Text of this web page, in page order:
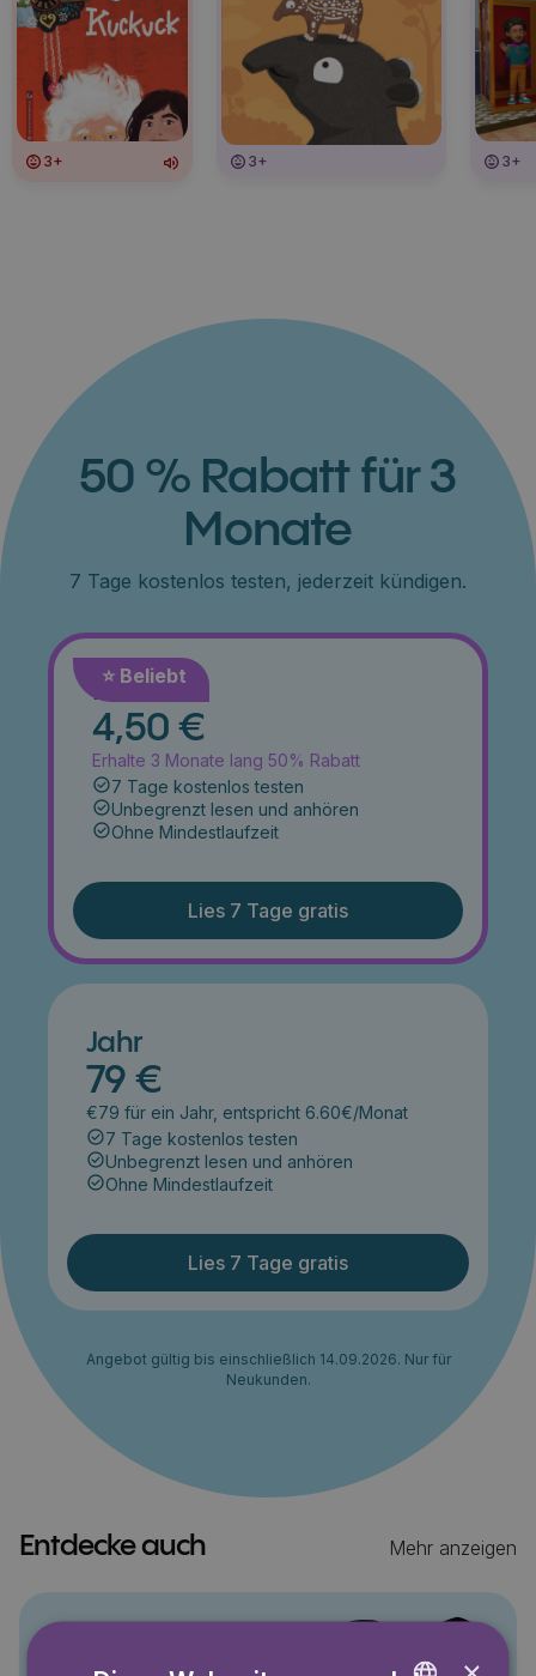
3+ 3+ 3+
50 % Rabatt für 3
Monate
7 Tage kostenlos testen, jederzeit kündigen.
⭐️ Beliebt
Monat
4,50 €
Erhalte 3 Monate lang 50% Rabatt
7 Tage kostenlos testen
Unbegrenzt lesen und anhören
Ohne Mindestlaufzeit
Lies 7 Tage gratis
Jahr
79 €
€79 für ein Jahr, entspricht 6.60€/Monat
7 Tage kostenlos testen
Unbegrenzt lesen und anhören
Ohne Mindestlaufzeit
Lies 7 Tage gratis
Angebot gültig bis einschließlich 14.09.2026. Nur für
Neukunden.
Entdecke auch Mehr anzeigen